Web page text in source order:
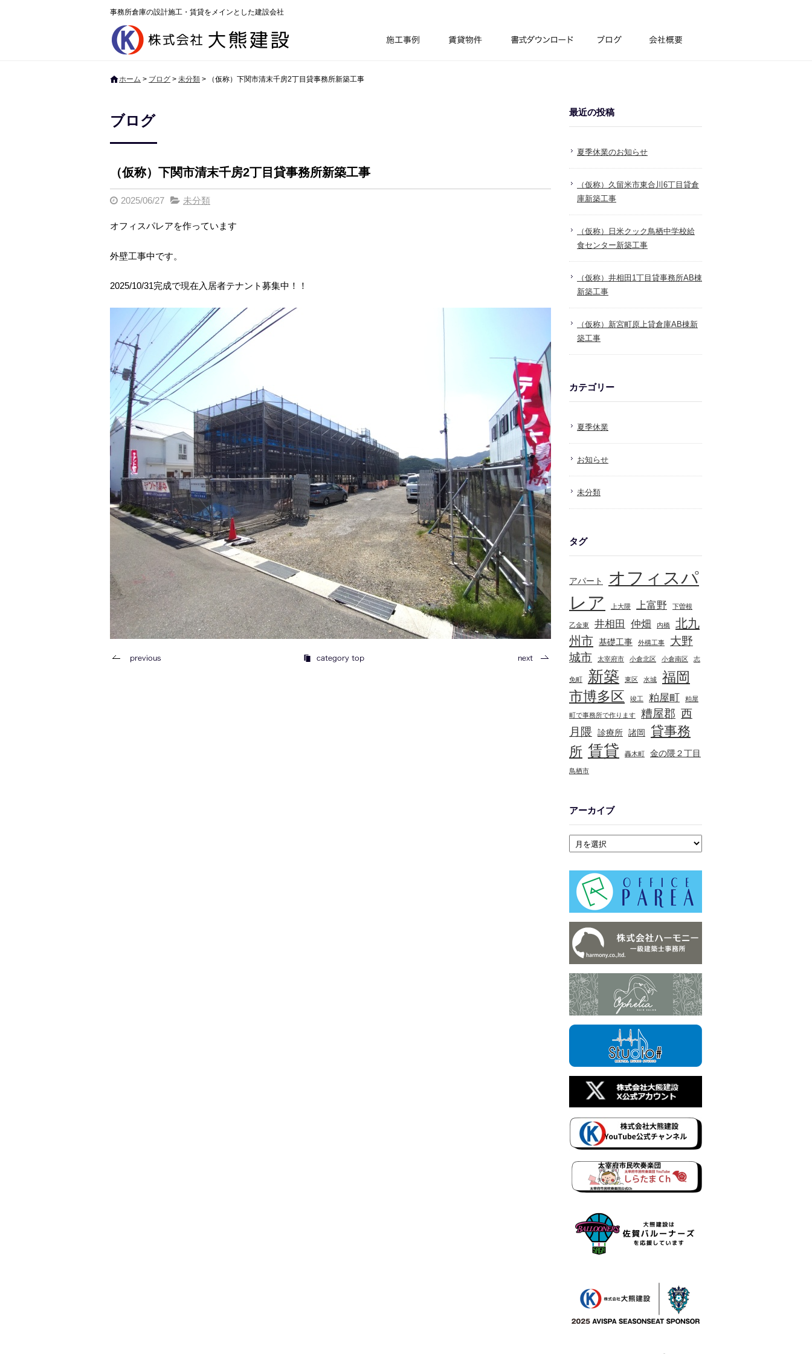
事務所倉庫の設計施工・賃貸をメインとした建設会社
ホーム > ブログ > 未分類 > （仮称）下関市清末千房2丁目貸事務所新築工事
ブログ
（仮称）下関市清末千房2丁目貸事務所新築工事
2025/06/27 未分類
オフィスパレアを作っています
外壁工事中です。
2025/10/31完成で現在入居者テナント募集中！！
最近の投稿
夏季休業のお知らせ
（仮称）久留米市東合川6丁目貸倉
庫新築工事
（仮称）日米クック鳥栖中学校給
食センター新築工事
（仮称）井相田1丁目貸事務所AB棟
新築工事
（仮称）新宮町原上貸倉庫AB棟新
築工事
カテゴリー
夏季休業
お知らせ
未分類
タグ
アパート
オフィスパ
レア
上大隈 上富野 下曽根
乙金東 井相田 仲畑 内橋
北九
州市 基礎工事 外構工事
大野
城市
太宰府市 小倉北区 小倉南区 志
免町 新築 東区 水城
福岡
市博多区
竣工 粕屋町 粕屋
町で事務所で作ります 糟屋郡 西
月隈 診療所 諸岡
貸事務
所 賃貸 轟木町 金の隈２丁目
鳥栖市
アーカイブ
アーカイブ